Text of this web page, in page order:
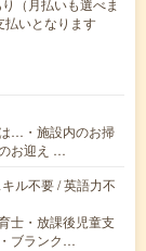
（月払いも選べま
払いとなります
…・施設内のお掃
お迎え …
ル不要 / 英語力不
士・放課後児童支
ブランク…